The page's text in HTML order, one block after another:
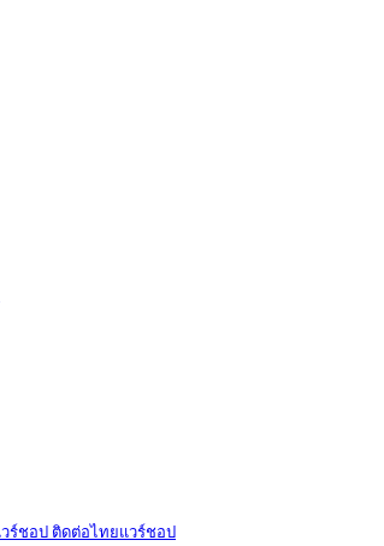
ติดต่อไทยแวร์ชอป